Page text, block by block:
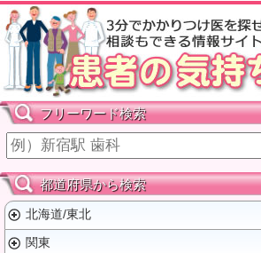
フリーワード検索
都道府県から検索
北海道/東北
関東